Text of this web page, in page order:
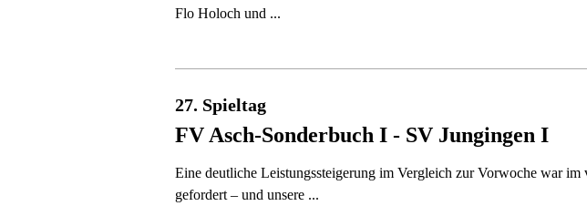
Flo Holoch und ...
27. Spieltag
FV Asch-Sonderbuch I - SV Jungingen I
Eine deutliche Leistungssteigerung im Vergleich zur Vorwoche war
gefordert – und unsere ...